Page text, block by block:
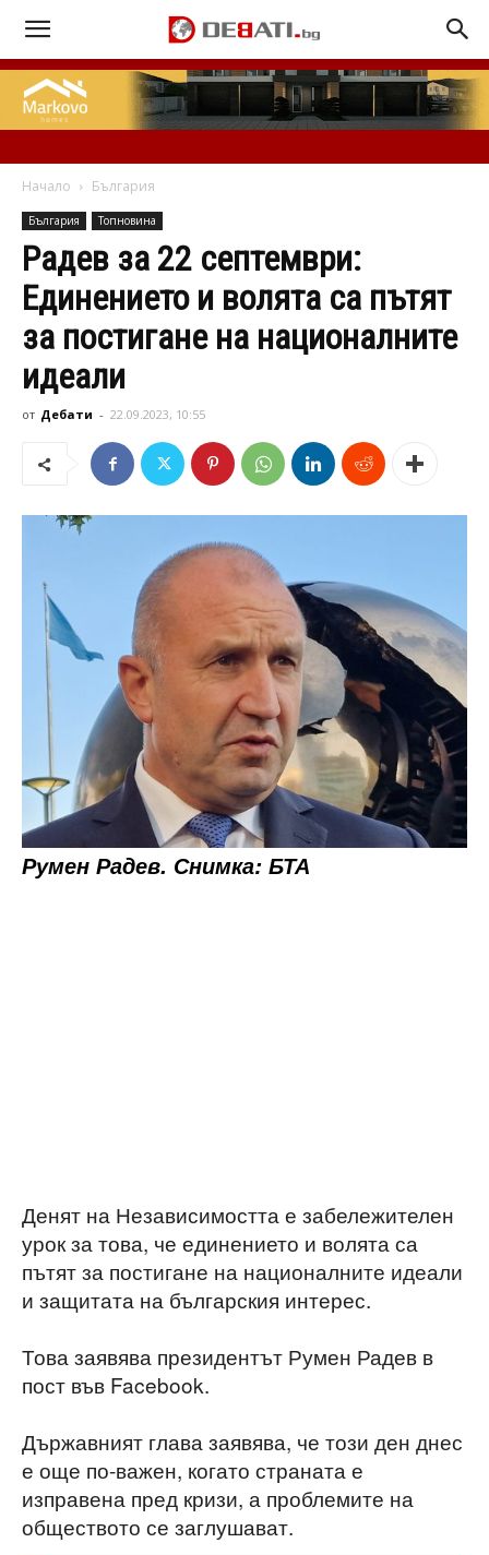
Начало България
България Топновина
Радев за 22 септември:
Единението и волята са пътят
за постигане на националните
идеали
от Дебати - 22.09.2023, 10:55
Румен Радев. Снимка: БТА
Денят на Независимостта е забележителен
урок за това, че единението и волята са
пътят за постигане на националните идеали
и защитата на българския интерес.
Това заявява президентът Румен Радев в
пост във Facebook.
Държавният глава заявява, че този ден днес
е още по-важен, когато страната е
изправена пред кризи, а проблемите на
обществото се заглушават.